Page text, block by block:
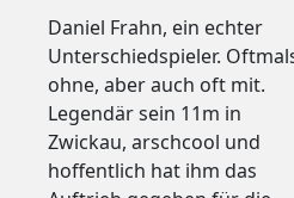
Daniel Frahn, ein echter
Unterschiedspieler.
ohne, aber auch oft mit.
Legendär sein 11m in
Zwickau, arschcool und
hoffentlich hat ihm das